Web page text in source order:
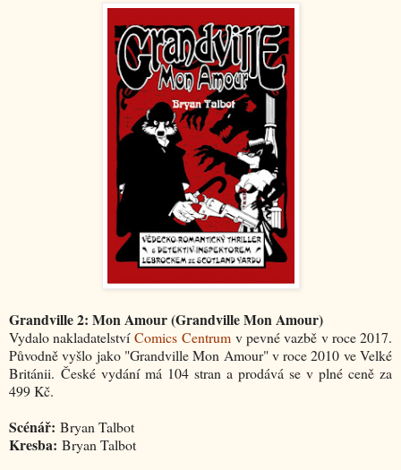
Grandville 2: Mon Amour (Grandville Mon Amour)
Vydalo nakladatelstvíComics Centrumv pevné vazbě v roce 2017.
Původně vyšlo jako "Grandville Mon Amour" v roce 2010 ve Velké
Británii. České vydání má 104 stran a prodává se v plné ceně za
499 Kč.
Scénář: Bryan Talbot
Kresba: Bryan Talbot